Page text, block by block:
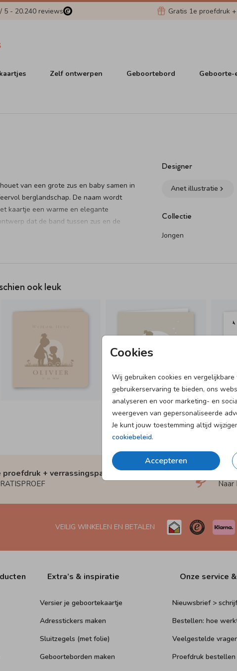
/ 5 - 20.240 reviews Gratis 1e proefdruk
Zelf ontwerpen Geboortebord Geboorte-
Cookies
Wij gebruiken cookies en
gebruikerservaring te bieden, ons
analyseren en voor marketing- en
weergeven van gepersonaliseerde
Je kunt jouw toestemming altijd
cookiebeleid.
Accepteren
van een grote zus en baby samen in
berglandschap. De naam wordt
kaartje een warme en elegante
dat de band tussen zus en de
manier vastlegt. Personaliseer het
Designer
Anet illustratie
Collectie
Jongen
ook leuk
proefdruk + verrassingspakket
Naar
VEILIG WINKELEN EN BETALEN
Extra’s & inspiratie
Versier je geboortekaartje
Adresstickers maken
Sluitzegels (met folie)
Geboorteborden maken
Onze service
Nieuwsbrief >
Bestellen: hoe
Veelgestelde
Proefdruk bestellen